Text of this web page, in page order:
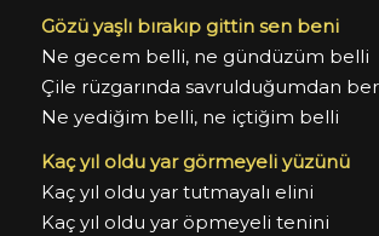
Gözü yaşlı bırakıp gittin sen beni
Ne gecem belli, ne gündüzüm belli
Çile rüzgarında savrulduğumdan
Ne yediğim belli, ne içtiğim belli
Kaç yıl oldu yar görmeyeli yüzünü
Kaç yıl oldu yar tutmayalı elini
Kaç yıl oldu yar öpmeyeli tenini